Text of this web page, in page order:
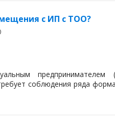
с ИП с ТОО?
соблюдения ряда